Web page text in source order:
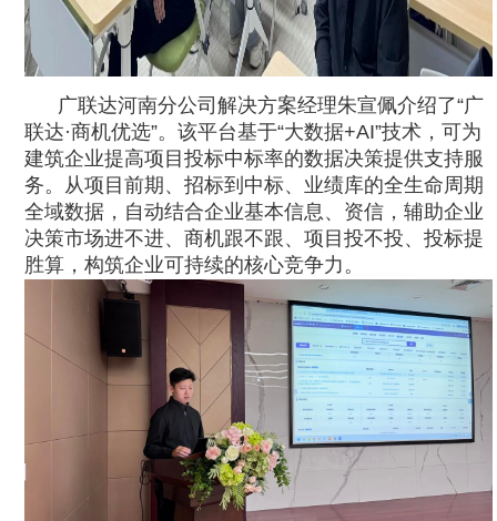
广联达河南分公司解决方案经理朱宣佩介绍了“广
联达·商机优选”。该平台基于“大数据+AI”技术，可为
建筑企业提高项目投标中标率的数据决策提供支持服
务。从项目前期、招标到中标、业绩库的全生命周期
全域数据，自动结合企业基本信息、资信，辅助企业
决策市场进不进、商机跟不跟、项目投不投、投标提
胜算，构筑企业可持续的核心竞争力。